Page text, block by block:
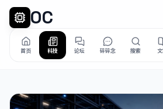
OC
首页 科技 论坛 碎碎念 搜索